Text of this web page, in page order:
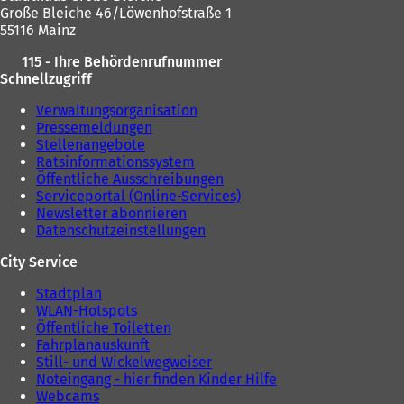
e
e
e
n
T
a
b
)
Große Bleiche 46/Löwenhofstraße 1
55116 Mainz
115 - Ihre Behördenrufnummer
Schnellzugriff
Verwaltungsorganisation
Pressemeldungen
Stellenangebote
Ratsinformationssystem
Öffentliche Ausschreibungen
Serviceportal (Online-Services)
Newsletter abonnieren
Datenschutzeinstellungen
City Service
Stadtplan
WLAN-Hotspots
Öffentliche Toiletten
Fahrplanauskunft
Still- und Wickelwegweiser
Noteingang - hier finden Kinder Hilfe
Webcams